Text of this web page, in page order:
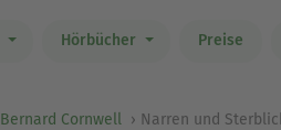
Hörbücher Preise
Bernard Cornwell Narren und